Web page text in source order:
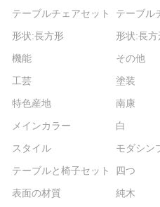
テーブルチェアセット
テーブル
形状:長方形
形状:長方
機能
その他
工芸
塗装
特色産地
南康
メインカラー
白
スタイル
モダシン
テーブルと椅子セット
四つ
表面の材質
純木